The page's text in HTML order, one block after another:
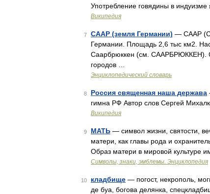
Употребление говядины в
Википедия
7 СААР (земля Германии) — СААР
Германии. Площадь 2,6 тыс км2.
Саарбрюккен (см. СААРБРЮККЕН).
городов …
Энциклопедический словарь
8 Россия священная наша держава
гимна РФ Автор слов Сергей
Википедия
9 МАТЬ — символ жизни, святости,
матери, как главы рода и
Образ матери в мировой культуре
Символы, знаки, эмблемы. Энциклопедия
10 кладбище — погост, некрополь,
де буа, богова делянка,